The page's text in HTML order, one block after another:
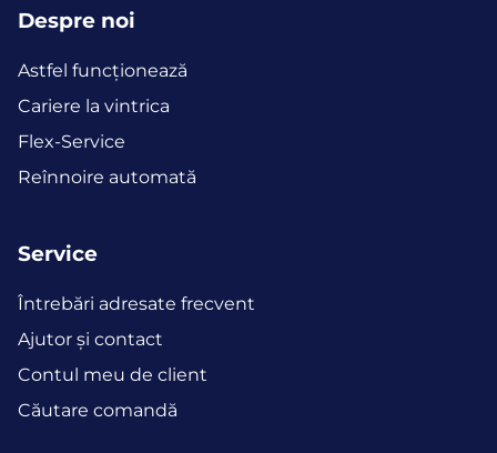
Despre noi
Astfel funcţionează
Cariere la vintrica
Flex-Service
Reînnoire automată
Service
Întrebări adresate frecvent
Ajutor și contact
Contul meu de client
Căutare comandă